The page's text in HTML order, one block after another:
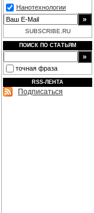
Нанотехнологии
SUBSCRIBE.RU
ПОИСК ПО СТАТЬЯМ
точная фраза
RSS-ЛЕНТА
Подписаться